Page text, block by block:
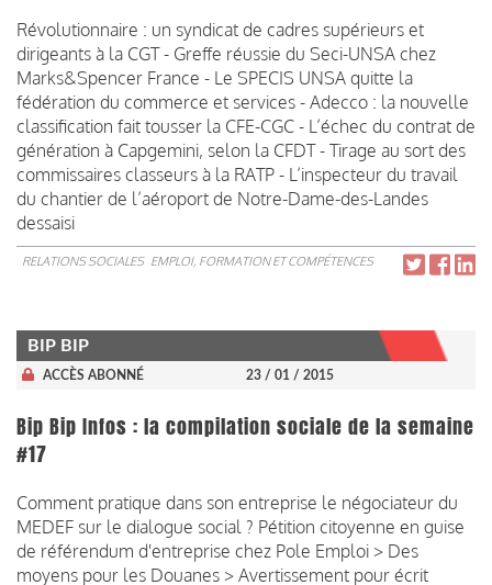
Révolutionnaire : un syndicat de cadres supérieurs et
dirigeants à la CGT - Greffe réussie du Seci-UNSA chez
Marks&Spencer France - Le SPECIS UNSA quitte la
fédération du commerce et services - Adecco : la nouvelle
classification fait tousser la CFE-CGC - L’échec du contrat de
génération à Capgemini, selon la CFDT - Tirage au sort des
commissaires classeurs à la RATP - L’inspecteur du travail
du chantier de l’aéroport de Notre-Dame-des-Landes
dessaisi
RELATIONS SOCIALES EMPLOI, FORMATION ET COMPÉTENCES
BIP BIP
ACCÈS ABONNÉ 23 / 01 / 2015
Bip Bip Infos : la compilation sociale de la semaine
#17
Comment pratique dans son entreprise le négociateur du
MEDEF sur le dialogue social ? Pétition citoyenne en guise
de référendum d'entreprise chez Pole Emploi > Des
moyens pour les Douanes > Avertissement pour écrit